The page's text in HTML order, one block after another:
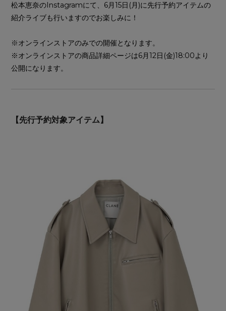
松本恵奈のInstagramにて、6月15日(月)に先行予約アイテムの
紹介ライブも行いますのでお楽しみに！
※オンラインストアのみでの開催となります。
※オンラインストアの商品詳細ページは6月12日(金)18:00より
公開になります。
【先行予約対象アイテム】